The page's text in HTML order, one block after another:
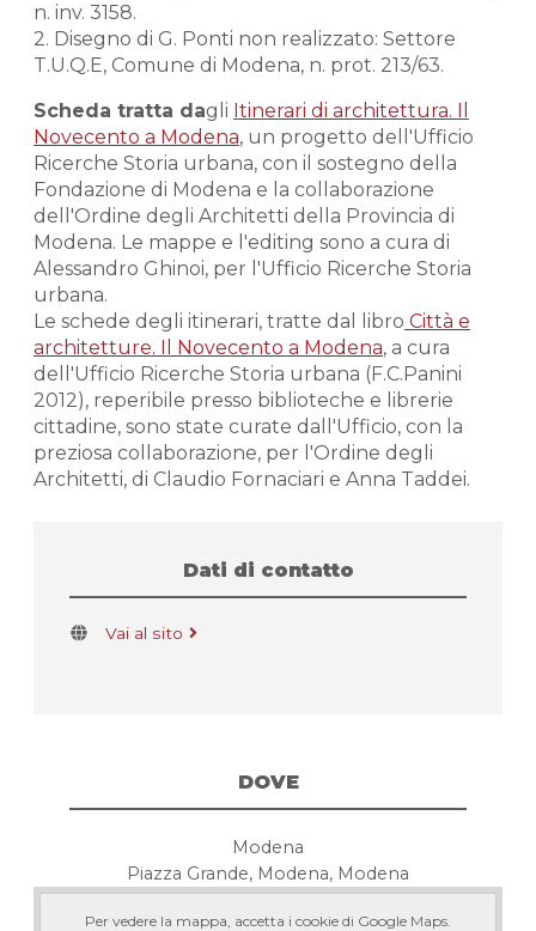
n. inv. 3158.
2. Disegno di G. Ponti non realizzato: Settore
T.U.Q.E, Comune di Modena, n. prot. 213/63.
Scheda tratta dagli Itinerari di architettura. Il
Novecento a Modena, un progetto dell'Ufficio
Ricerche Storia urbana, con il sostegno della
Fondazione di Modena e la collaborazione
dell'Ordine degli Architetti della Provincia di
Modena. Le mappe e l'editing sono a cura di
Alessandro Ghinoi, per l'Ufficio Ricerche Storia
urbana.
Le schede degli itinerari, tratte dal libro Città e
architetture. Il Novecento a Modena, a cura
dell'Ufficio Ricerche Storia urbana (F.C.Panini
2012), reperibile presso biblioteche e librerie
cittadine, sono state curate dall'Ufficio, con la
preziosa collaborazione, per l'Ordine degli
Architetti, di Claudio Fornaciari e Anna Taddei.
Dati di contatto
Vai al sito
DOVE
Modena
Piazza Grande, Modena, Modena
Per vedere la mappa, accetta i cookie di Google Maps.